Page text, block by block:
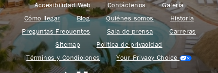
Accesibilidad Web Contáctenos
Galería
Cómo llegar
Blog Quiénes somos
Historia
Preguntas Frecuentes
Sala de prensa
Carreras
Sitemap
Política de privacidad
Términos y Condiciones
Your Privacy Choice